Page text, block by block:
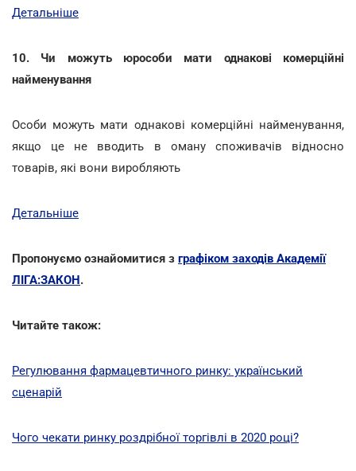
Детальніше
10. Чи можуть юрособи мати однакові комерційні
найменування
Особи можуть мати однакові комерційні найменування,
якщо це не вводить в оману споживачів відносно
товарів, які вони виробляють
Детальніше
Пропонуємо ознайомитися з графіком заходів Академії
ЛІГА:ЗАКОН.
Читайте також:
Регулювання фармацевтичного ринку: український
сценарій
Чого чекати ринку роздрібної торгівлі в 2020 році?